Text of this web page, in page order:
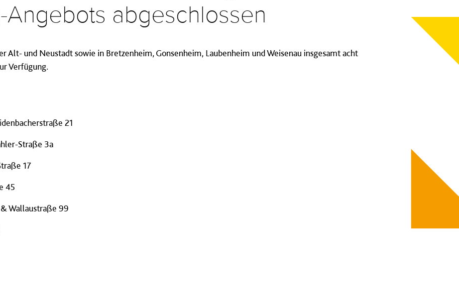
Angebots abgeschlossen
Alt- und Neustadt sowie in Bretzenheim, Gonsenheim, Laubenheim und Weisenau insgesamt acht
Verfügung.
21
Straße 3a
17
45
Wallaustraße 99